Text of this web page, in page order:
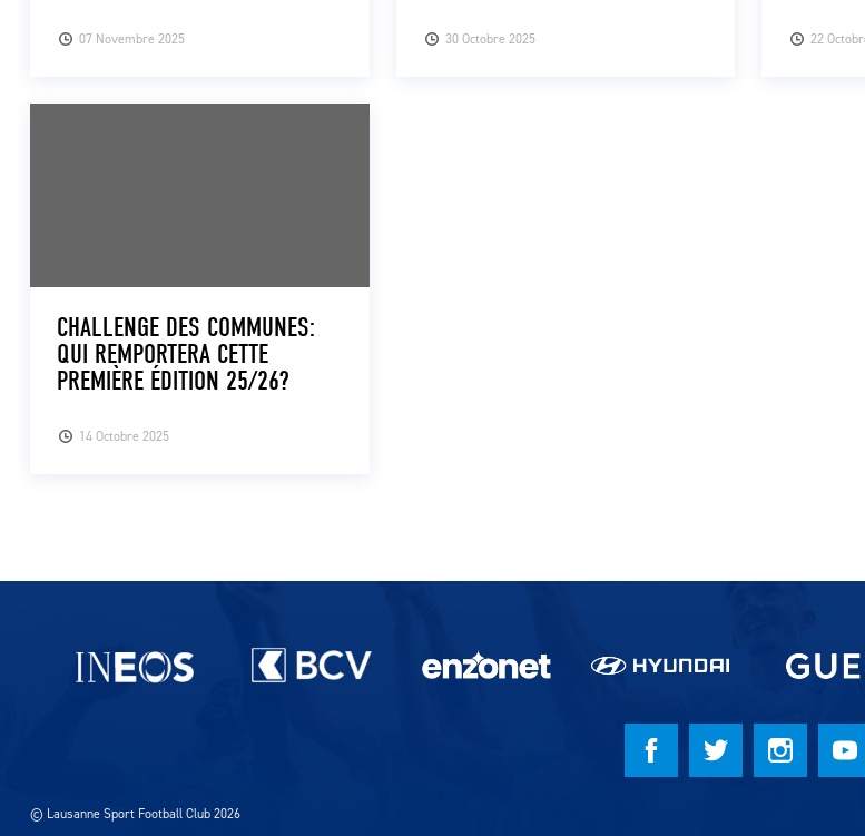
07 Novembre 2025 30 Octobre 2025 22
14 Octobre 2025
CHALLENGE DES COMMUNES:
QUI REMPORTERA CETTE
PREMIÈRE ÉDITION 25/26?
Partenaires du lausanne-Sport
© Lausanne Sport Football Club 2026